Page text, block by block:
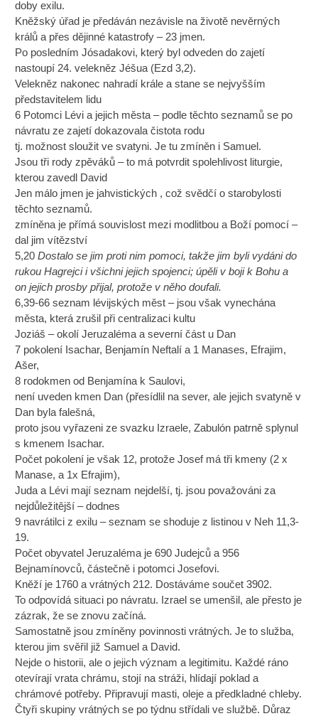
doby exilu.
Kněžský úřad je předáván nezávisle na životě nevěrných
králů a přes dějinné katastrofy – 23 jmen.
Po posledním Jósadakovi, který byl odveden do zajetí
nastoupí 24. velekněz Jéšua (Ezd 3,2).
Velekněz nakonec nahradí krále a stane se nejvyšším
představitelem lidu
6 Potomci Lévi a jejich města – podle těchto seznamů se po
návratu ze zajetí dokazovala čistota rodu
tj. možnost sloužit ve svatyni. Je tu zmíněn i Samuel.
Jsou tři rody zpěváků – to má potvrdit spolehlivost liturgie,
kterou zavedl David
Jen málo jmen je jahvistických , což svědčí o starobylosti
těchto seznamů.
zmíněna je přímá souvislost mezi modlitbou a Boží pomocí –
dal jim vítězství
5,20Dostalo se jim proti nim pomoci, takže jim byli vydáni do
rukou Hagrejci i všichni jejich spojenci; úpěli v boji k Bohu a
on jejich prosby přijal, protože v něho doufali.
6,39-66 seznam lévijských měst – jsou však vynechána
města, která zrušil při centralizaci kultu
Joziáš – okolí Jeruzaléma a severní část u Dan
7 pokolení Isachar, Benjamín Neftalí a 1 Manases, Efrajim,
Ašer,
8 rodokmen od Benjamína k Saulovi,
není uveden kmen Dan (přesídlil na sever, ale jejich svatyně v
Dan byla falešná,
proto jsou vyřazeni ze svazku Izraele, Zabulón patrně splynul
s kmenem Isachar.
Počet pokolení je však 12, protože Josef má tři kmeny (2 x
Manase, a 1x Efrajim),
Juda a Lévi mají seznam nejdelší, tj. jsou považováni za
nejdůležitější – dodnes
9 navrátilci z exilu – seznam se shoduje z listinou v Neh 11,3-
19.
Počet obyvatel Jeruzaléma je 690 Judejců a 956
Bejnamínovců, částečně i potomci Josefovi.
Kněží je 1760 a vrátných 212. Dostáváme součet 3902.
To odpovídá situaci po návratu. Izrael se umenšil, ale přesto je
zázrak, že se znovu začíná.
Samostatně jsou zmíněny povinnosti vrátných. Je to služba,
kterou jim svěřil již Samuel a David.
Nejde o historii, ale o jejich význam a legitimitu. Každé ráno
otevírají vrata chrámu, stojí na stráži, hlídají poklad a
chrámové potřeby. Připravují masti, oleje a předkladné chleby.
Čtyři skupiny vrátných se po týdnu střídali ve službě. Důraz